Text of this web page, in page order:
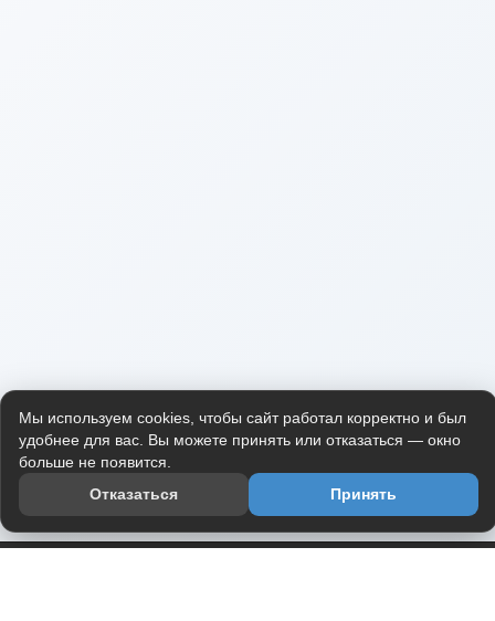
Мы используем cookies, чтобы сайт работал корректно и был
удобнее для вас. Вы можете принять или отказаться — окно
больше не появится.
Отказаться
Принять